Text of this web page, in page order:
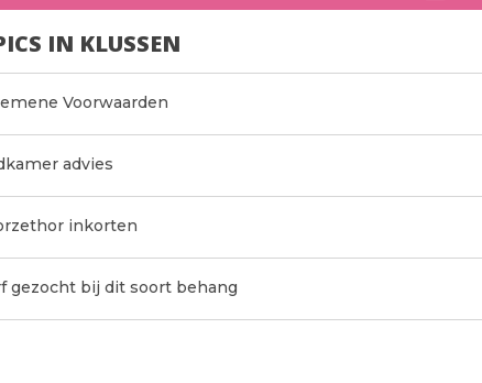
IN KLUSSEN
Voorwaarden
advies
inkorten
gezocht bij dit soort behang